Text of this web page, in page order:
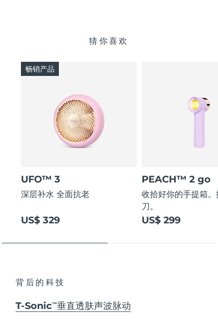
猜你喜欢
UFO™ 3
深层补水 全面抗老
US$ 329
畅销产品
PEACH™ 2 go
收拾好你的手提箱
刀。
US$ 299
背后的科技
T-SonicTM 垂直透肤声波脉动